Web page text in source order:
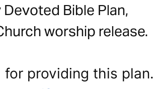
Bible Plan,
worship release.
providing this plan.